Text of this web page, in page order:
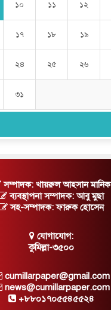
১০ ১১ ১২
১৭ ১৮ ১৯
২৪ ২৫ ২৬
৩১
সম্পাদক: খায়রুল আহসান মানিক
ব্যবস্থাপনা সম্পাদক: আবু মুছা
সহ-সম্পাদক: ফারুক হোসেন
যোগাযোগ:
কুমিল্লা-৩৫০০
cumillarpaper@gmail.com
news@cumillarpaper.com
+৮৮০১৭০৫৫৪৫৫২৪